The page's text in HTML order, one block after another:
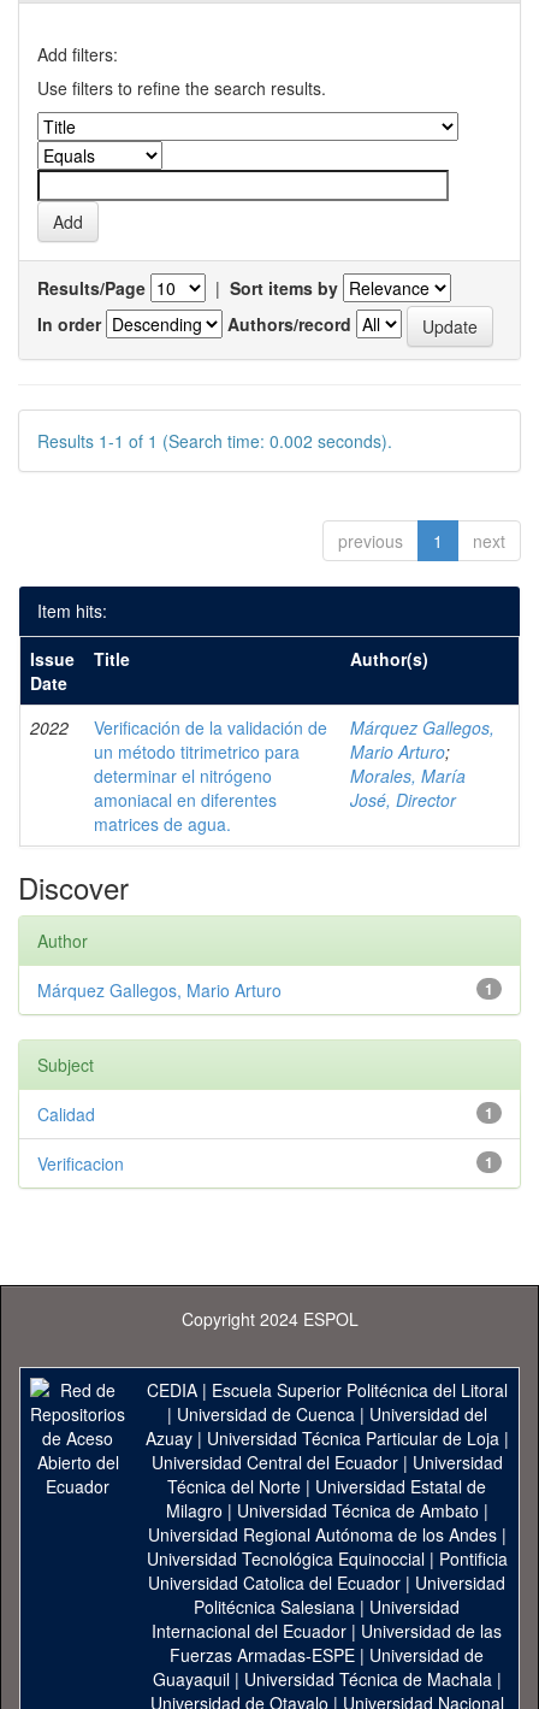
Add filters:
Use filters to refine the search results.
Results/Page | Sort items by
In order
Authors/record
Results 1-1 of 1 (Search time: 0.002 seconds).
previous 1 next
Item hits:
Issue
Date
Title Author(s)
2022
Verificación de la validación de
un método titrimetrico para
determinar el nitrógeno
amoniacal en diferentes
matrices de agua.
Márquez Gallegos,
Mario Arturo;
Morales, María
José, Director
Discover
Author
1
Márquez Gallegos, Mario Arturo
Subject
1
Calidad
1
Verificacion
Copyright 2024 ESPOL
CEDIA| Escuela Superior Politécnica del Litoral
| Universidad de Cuenca| Universidad del
Azuay| Universidad Técnica Particular de Loja|
Universidad Central del Ecuador| Universidad
Técnica del Norte | Universidad Estatal de
Milagro | Universidad Técnica de Ambato |
Universidad Regional Autónoma de los Andes|
Universidad Tecnológica Equinoccial| Pontificia
Universidad Catolica del Ecuador | Universidad
Politécnica Salesiana | Universidad
Internacional del Ecuador | Universidad de las
Fuerzas Armadas-ESPE | Universidad de
Guayaquil| Universidad Técnica de Machala|
Universidad de Otavalo | Universidad Nacional